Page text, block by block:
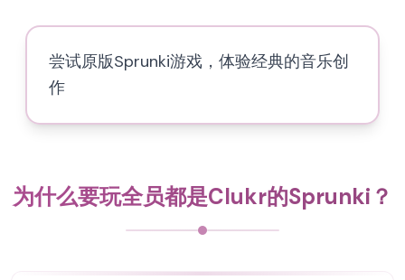
尝试原版Sprunki游戏，体验经典的音乐创
作
为什么要玩全员都是Clukr的Sprunki？